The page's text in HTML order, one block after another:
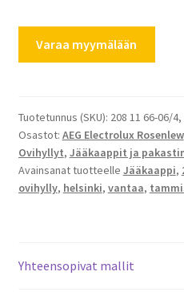
syvä
2081166064
määrä
Varaa myymälään
Tuotetunnus (SKU): 208 11 66-06/
Osastot: AEG Electrolux Rosenlew
Ovihyllyt, Jääkaappit ja
Avainsanat tuotteelle Jääkaappi,
ovihylly, helsinki, vantaa,
Yhteensopivat mallit